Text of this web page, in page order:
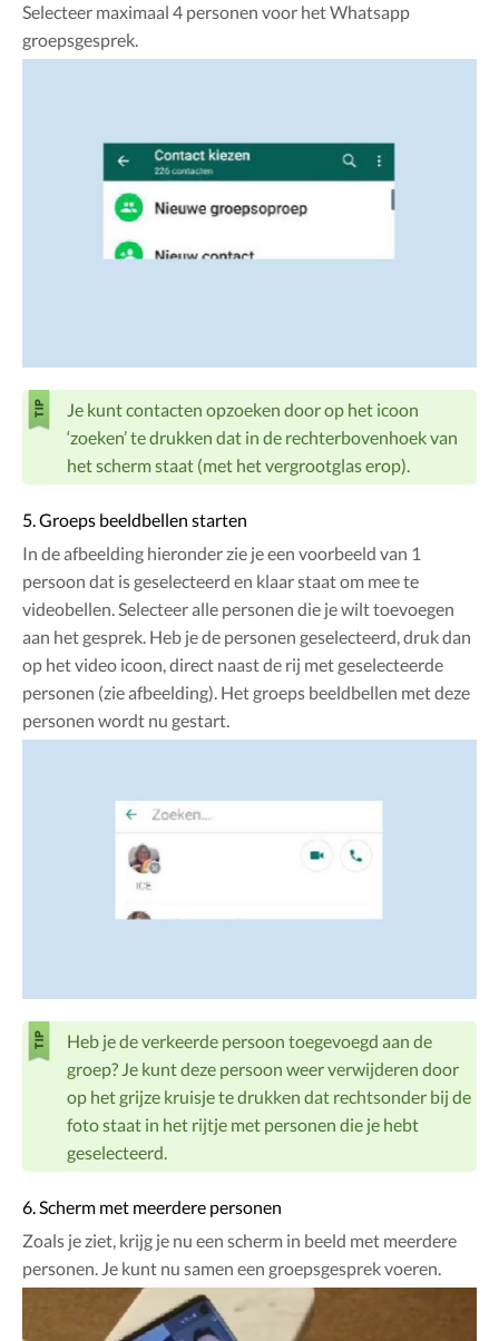
Selecteer maximaal 4 personen voor het Whatsapp
groepsgesprek.
Je kunt contacten opzoeken door op het icoon
‘zoeken’ te drukken dat in de rechterbovenhoek van
het scherm staat (met het vergrootglas erop).
5. Groeps beeldbellen starten
In de afbeelding hieronder zie je een voorbeeld van 1
persoon dat is geselecteerd en klaar staat om mee te
videobellen. Selecteer alle personen die je wilt toevoegen
aan het gesprek. Heb je de personen geselecteerd, druk dan
op het video icoon, direct naast de rij met geselecteerde
personen (zie afbeelding). Het groeps beeldbellen met deze
personen wordt nu gestart.
Heb je de verkeerde persoon toegevoegd aan de
groep? Je kunt deze persoon weer verwijderen door
op het grijze kruisje te drukken dat rechtsonder bij de
foto staat in het rijtje met personen die je hebt
geselecteerd.
6. Scherm met meerdere personen
Zoals je ziet, krijg je nu een scherm in beeld met meerdere
personen. Je kunt nu samen een groepsgesprek voeren.